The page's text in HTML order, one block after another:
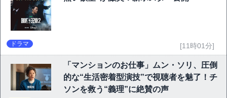
ドラマ [11時01分]
「マンションのお仕事」ムン・ソリ、圧倒
的な“生活密着型演技”で視聴者を魅了！チ
ソンを救う“義理”に絶賛の声